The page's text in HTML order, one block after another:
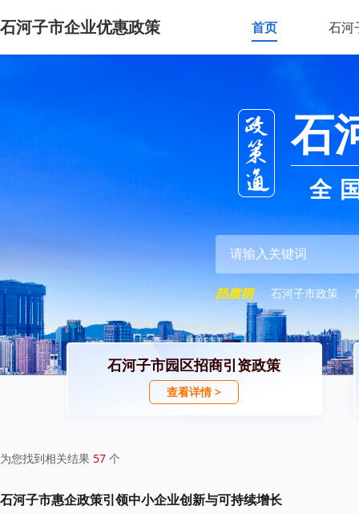
石河子市企业优惠政策 首页 石河
石
全
石河子市政策
石河子市园区招商引资政策
查看详情 >
为您找到相关结果 57 个
石河子市惠企政策引领中小企业创新与可持续增长